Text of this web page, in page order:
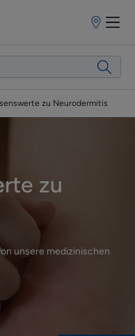
zu Neurodermitis
zu
unsere medizinischen